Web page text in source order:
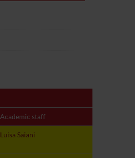
Academic staff
Luisa Saiani